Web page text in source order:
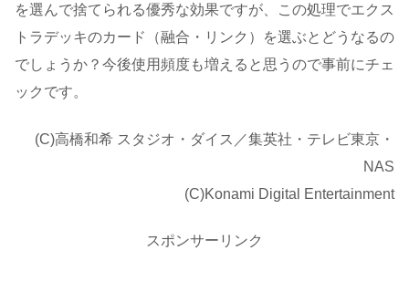
を選んで捨てられる優秀な効果ですが、この処理でエクス
トラデッキのカード（融合・リンク）を選ぶとどうなるの
でしょうか？今後使用頻度も増えると思うので事前にチェ
ックです。
(C)高橋和希 スタジオ・ダイス／集英社・テレビ東京・
NAS
(C)Konami Digital Entertainment
スポンサーリンク